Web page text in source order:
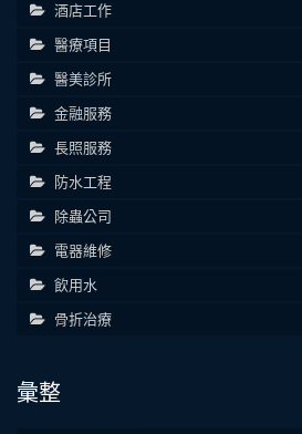
酒店工作
醫療項目
醫美診所
金融服務
長照服務
防水工程
除蟲公司
電器維修
飲用水
骨折治療
彙整